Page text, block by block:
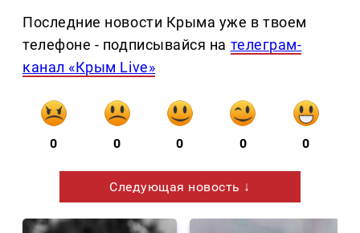
Последние новости Крыма уже в твоем
телефоне - подписывайся на телеграм-
канал «Крым Live»
0 0 0 0 0
Следующая новость ↓